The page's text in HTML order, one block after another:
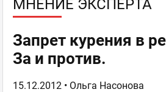
МНЕНИЕ ЭКСПЕРТА
Запрет курения в
За и против.
15.12.2012 • Ольга Насонова